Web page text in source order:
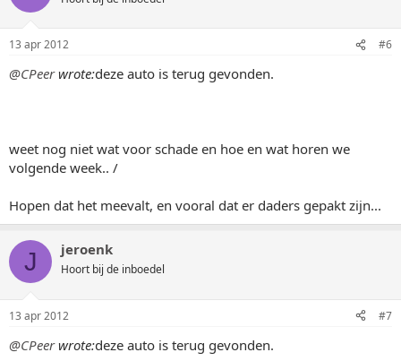
13 apr 2012 #6
@CPeerwrote:deze auto is terug gevonden.
weet nog niet wat voor schade en hoe en wat horen we
volgende week.. /
Hopen dat het meevalt, en vooral dat er daders gepakt zijn...
J jeroenk
Hoort bij de inboedel
13 apr 2012 #7
@CPeerwrote:deze auto is terug gevonden.